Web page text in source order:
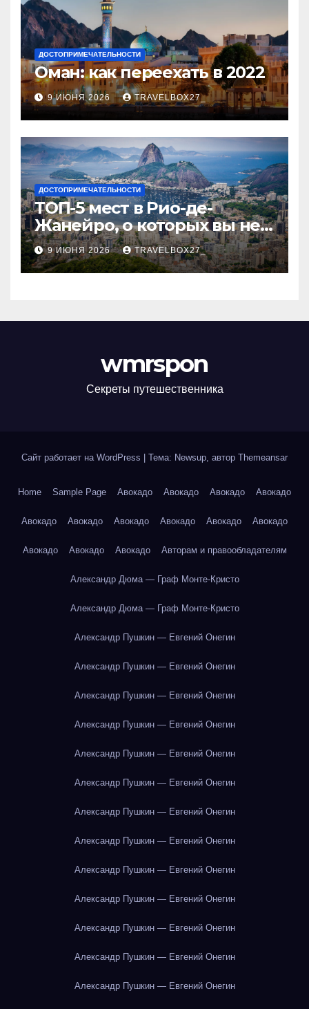
ДОСТОПРИМЕЧАТЕЛЬНОСТИ
Оман: как переехать в 2022
9 ИЮНЯ 2026 TRAVELBOX27_
ДОСТОПРИМЕЧАТЕЛЬНОСТИ
ТОП-5 мест в Рио-де-
Жанейро, о которых вы не
знали
9 ИЮНЯ 2026 TRAVELBOX27_
wmrspon
Секреты путешественника
Сайт работает на WordPress Тема: Newsup, автор Themeansar
Home Sample Page Авокадо Авокадо Авокадо Авокадо
Авокадо Авокадо Авокадо Авокадо Авокадо Авокадо
Авокадо Авокадо Авокадо Авторам и правообладателям
Александр Дюма — Граф Монте-Кристо
Александр Дюма — Граф Монте-Кристо
Александр Пушкин — Евгений Онегин
Александр Пушкин — Евгений Онегин
Александр Пушкин — Евгений Онегин
Александр Пушкин — Евгений Онегин
Александр Пушкин — Евгений Онегин
Александр Пушкин — Евгений Онегин
Александр Пушкин — Евгений Онегин
Александр Пушкин — Евгений Онегин
Александр Пушкин — Евгений Онегин
Александр Пушкин — Евгений Онегин
Александр Пушкин — Евгений Онегин
Александр Пушкин — Евгений Онегин
Александр Пушкин — Евгений Онегин